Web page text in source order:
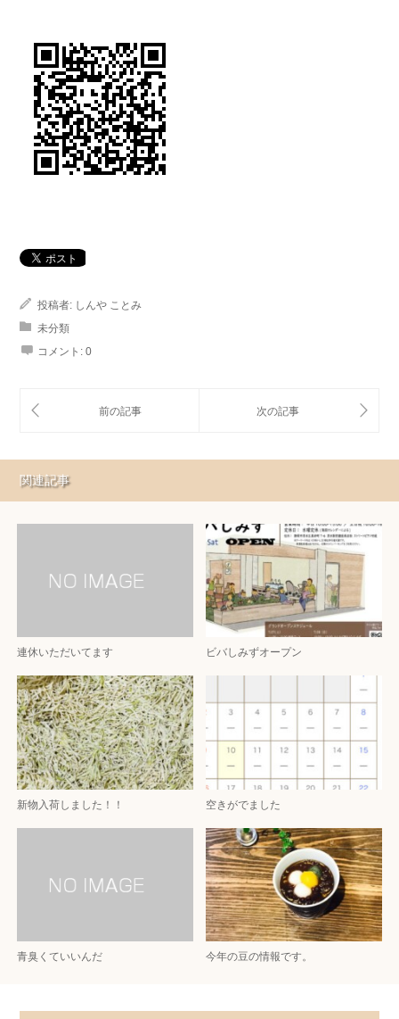
投稿者: しんや ことみ
未分類
コメント: 0
関連記事
連休いただいてます ビバしみずオープン
新物入荷しました！！ 空きがでました
青臭くていいんだ 今年の豆の情報です。